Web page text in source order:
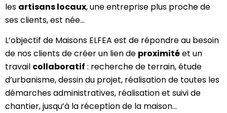
les artisans locaux, une entreprise plus proche de
ses clients, est née…
L’objectif de Maisons ELFEA est de répondre au besoin
de nos clients de créer un lien de proximitéet un
travail collaboratif : recherche de terrain, étude
d’urbanisme, dessin du projet, réalisation de toutes les
démarches administratives, réalisation et suivi de
chantier, jusqu’à la réception de la maison…